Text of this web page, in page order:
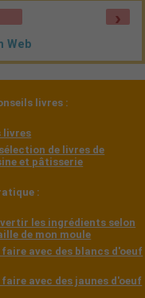
›
Web
livres :
livres
de livres de
et pâtisserie
:
les ingrédients selon
de mon moule
faire avec des blancs d'oeuf
faire avec des jaunes d'oeuf